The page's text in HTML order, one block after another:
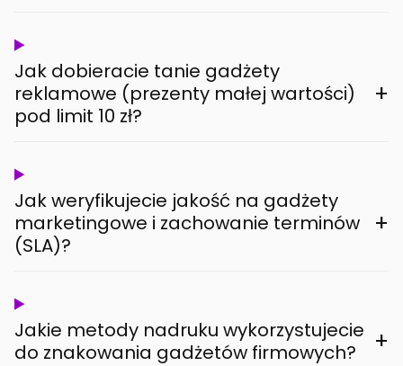
Jak dobieracie tanie gadżety
reklamowe (prezenty małej wartości)
pod limit 10 zł?
+
Jak weryfikujecie jakość na gadżety
marketingowe i zachowanie terminów
(SLA)?
+
Jakie metody nadruku wykorzystujecie
do znakowania gadżetów firmowych?
+